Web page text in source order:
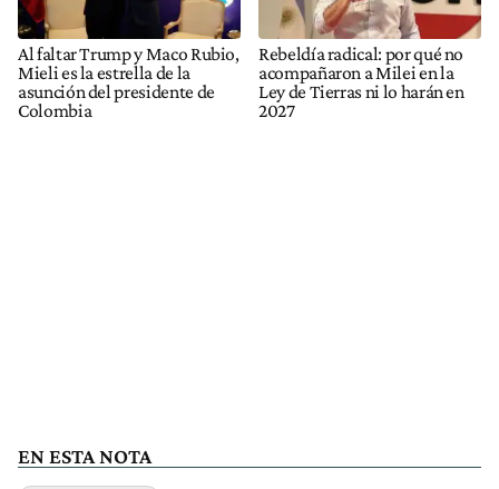
Al faltar Trump y Maco Rubio,
Mieli es la estrella de la
asunción del presidente de
Colombia
Rebeldía radical: por qué no
acompañaron a Milei en la
Ley de Tierras ni lo harán en
2027
EN ESTA NOTA